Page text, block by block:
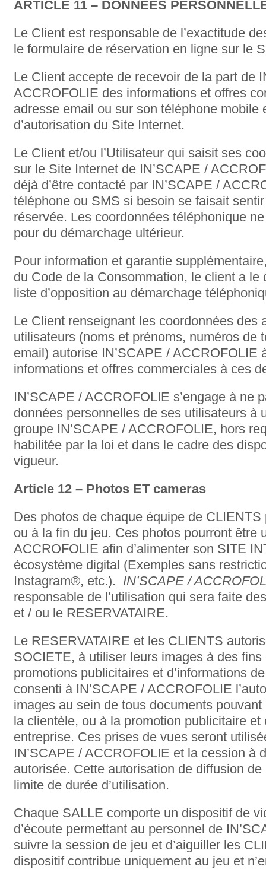
ARTICLE 11 – DONNÉES
Le Client est responsable de l’exactitude
le formulaire de réservation en ligne sur le
Le Client accepte de recevoir de la part de
ACCROFOLIE des informations et offres
adresse email ou sur son téléphone mobile
d’autorisation du Site Internet.
Le Client et/ou l’Utilisateur qui saisit ses
sur le Site Internet de IN’SCAPE /
déjà d’être contacté par IN’SCAPE /
téléphone ou SMS si besoin se faisait
réservée. Les coordonnées téléphonique
pour du démarchage ultérieur.
Pour information et garantie
du Code de la Consommation, le client a le
liste d’opposition au démarchage
Le Client renseignant les coordonnées des
utilisateurs (noms et prénoms, numéros de
email) autorise IN’SCAPE / ACCROFOLIE
informations et offres commerciales à ces
IN’SCAPE / ACCROFOLIE s’engage à ne
données personnelles de ses utilisateurs à
groupe IN’SCAPE / ACCROFOLIE, hors
habilitée par la loi et dans le cadre des
vigueur.
Article 12 – Photos ET cameras
Des photos de chaque équipe de
ou à la fin du jeu. Ces photos pourront être
ACCROFOLIE afin d’alimenter son SITE
écosystème digital (Exemples sans
Instagram®, etc.). IN’SCAPE /
responsable de l’utilisation qui sera faite
et / ou le RESERVATAIRE.
Le RESERVATAIRE et les CLIENTS
SOCIETE, à utiliser leurs images à des
promotions publicitaires et d’informations
consenti à IN’SCAPE / ACCROFOLIE
images au sein de tous documents pouvant
la clientèle, ou à la promotion publicitaire
entreprise. Ces prises de vues seront
IN’SCAPE / ACCROFOLIE et la cession à
autorisée. Cette autorisation de diffusion de
limite de durée d’utilisation.
Chaque SALLE comporte un dispositif de
d’écoute permettant au personnel de
suivre la session de jeu et d’aiguiller les
dispositif contribue uniquement au jeu et